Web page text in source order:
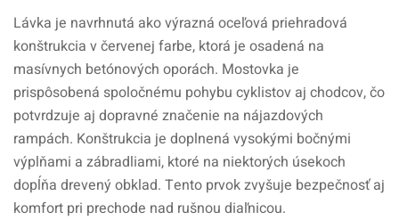
Lávka je navrhnutá ako výrazná oceľová priehradová
konštrukcia v červenej farbe, ktorá je osadená na
masívnych betónových oporách. Mostovka je
prispôsobená spoločnému pohybu cyklistov aj chodcov, čo
potvrdzuje aj dopravné značenie na nájazdových
rampách. Konštrukcia je doplnená vysokými bočnými
výplňami a zábradliami, ktoré na niektorých úsekoch
dopĺňa drevený obklad. Tento prvok zvyšuje bezpečnosť aj
komfort pri prechode nad rušnou diaľnicou.